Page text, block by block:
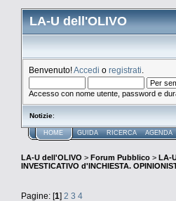
LA-U dell'OLIVO
Benvenuto!Accedi o registrati
Accesso con nome utente, password e
Notizie:
HOME GUIDA RICERCA AGENDA
LA-U dell'OLIVO > Forum Pubblico > LA-
INVESTICATIVO d'INCHIESTA.
Pagine: [1] 2 3 4